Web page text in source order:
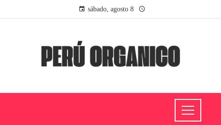
sábado, agosto 8